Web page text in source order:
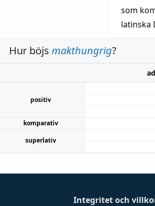
som
latinska
Hur böjs makthungrig?
positiv
komparativ
superlativ
Integritet och